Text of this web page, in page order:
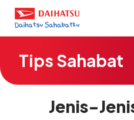
Tips Sahabat
Jenis-